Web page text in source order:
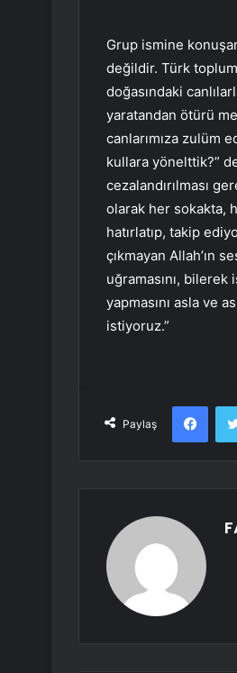
Grup ismine
değildir. Türk
doğasındaki
yaratandan ötürü
canlarımıza zulüm
kullara yönelttik?”
cezalandırılması
olarak her sokakta,
hatırlatıp, takip
çıkmayan Allah’ın
uğramasını,
yapmasını asla ve
istiyoruz.”
Paylaş